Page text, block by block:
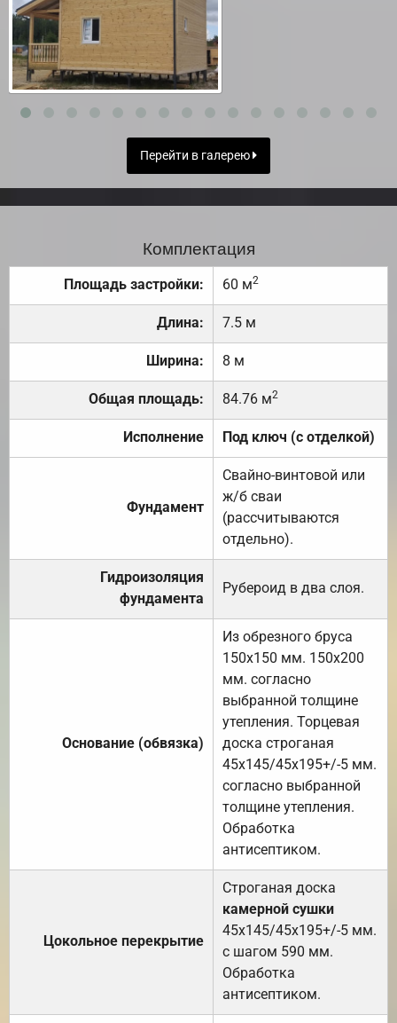
Перейти в галерею
Комплектация
Площадь застройки: 60 м2
Длина: 7.5 м
Ширина: 8 м
Общая площадь: 84.76 м2
Исполнение Под ключ (с отделкой)
Фундамент
Свайно-винтовой или
ж/б сваи
(рассчитываются
отдельно).
Гидроизоляция
фундамента
Рубероид в два слоя.
Основание (обвязка)
Из обрезного бруса
150х150 мм. 150х200
мм. согласно
выбранной толщине
утепления. Торцевая
доска строганая
45х145/45х195+/-5 мм.
согласно выбранной
толщине утепления.
Обработка
антисептиком.
Цокольное перекрытие
Строганая доска
камерной сушки
45х145/45х195+/-5 мм.
с шагом 590 мм.
Обработка
антисептиком.